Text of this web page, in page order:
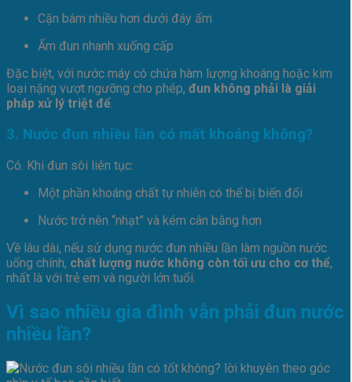
Cặn bám nhiều hơn dưới đáy ấm
Ấm đun nhanh xuống cấp
Đặc biệt, với nước máy có chứa hàm lượng khoáng hoặc kim
loại nặng vượt ngưỡng cho phép, đun không phải là giải
pháp xử lý triệt để.
3. Nước đun nhiều lần có mất khoáng không?
Có. Khi đun sôi liên tục:
Một phần khoáng chất tự nhiên có thể bị biến đổi
Nước trở nên “nhạt” và kém cân bằng hơn
Về lâu dài, nếu sử dụng nước đun nhiều lần làm nguồn nước
uống chính, chất lượng nước không còn tối ưu cho cơ thể,
nhất là với trẻ em và người lớn tuổi.
Vì sao nhiều gia đình vẫn phải đun nước
nhiều lần?